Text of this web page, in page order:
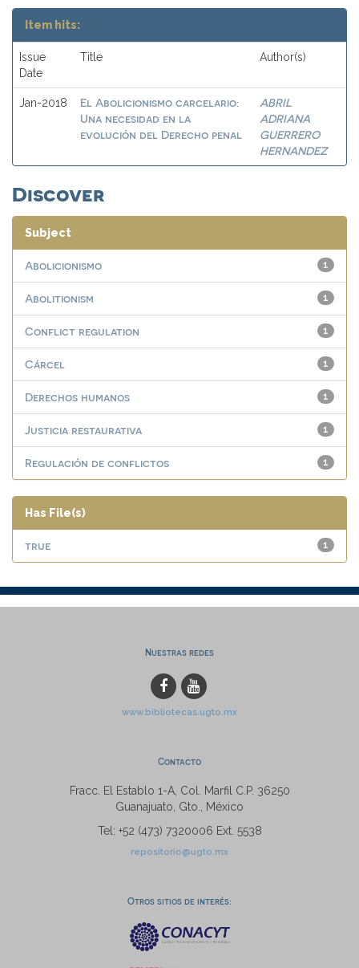
Item hits:
Issue
Date
Title Author(s)
Jan-2018
El Abolicionismo carcelario:
Una necesidad en la
evolución del Derecho penal
ABRIL
ADRIANA
GUERRERO
HERNANDEZ
Discover
Subject
1
Abolicionismo
1
Abolitionism
1
Conflict regulation
1
Cárcel
1
Derechos humanos
1
Justicia restaurativa
1
Regulación de conflictos
Has File(s)
1
true
Nuestras redes
www.bibliotecas.ugto.mx
Contacto
Fracc. El Establo 1-A, Col. Marfil C.P. 36250
Guanajuato, Gto., México
Tel: +52 (473) 7320006 Ext. 5538
repositorio@ugto.mx
Otros sitios de interés: